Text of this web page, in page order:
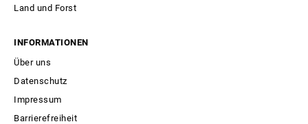
Land und Forst
INFORMATIONEN
Über uns
Datenschutz
Impressum
Barrierefreiheit